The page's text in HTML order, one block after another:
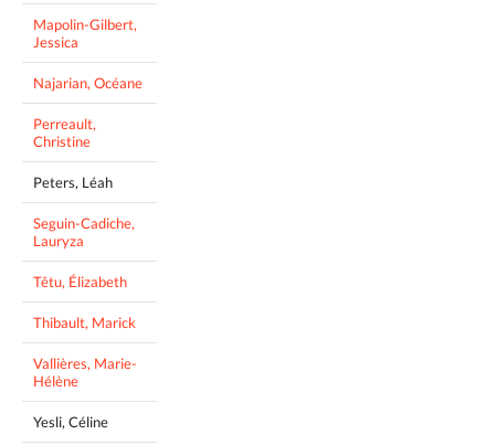
Mapolin-Gilbert,
Jessica
Najarian, Océane
Perreault,
Christine
Peters, Léah
Seguin-Cadiche,
Lauryza
Têtu, Élizabeth
Thibault, Marick
Vallières, Marie-
Hélène
Yesli, Céline